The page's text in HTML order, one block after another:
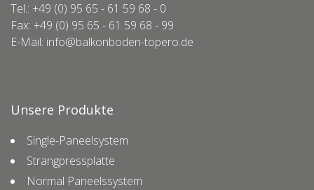
Tel.: +49 (0) 95 65 - 61 59 68 - 0
Fax: +49 (0) 95 65 - 61 59 68 - 99
E-Mail: info@balkonboden-topero.de
Unsere Produkte
Single-Paneelsystem
Strangpressplatte
Normal Paneelssystem